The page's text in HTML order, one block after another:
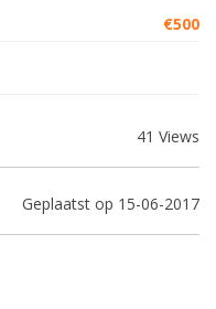
€500
41 Views
Geplaatst op 15-06-2017